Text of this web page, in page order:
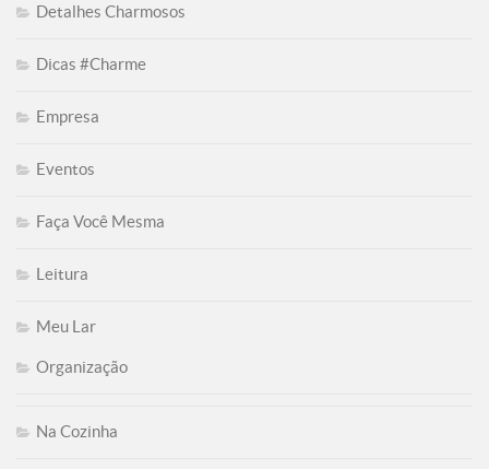
Detalhes Charmosos
Dicas #Charme
Empresa
Eventos
Faça Você Mesma
Leitura
Meu Lar
Organização
Na Cozinha